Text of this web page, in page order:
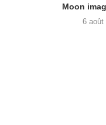
Moon
6 août